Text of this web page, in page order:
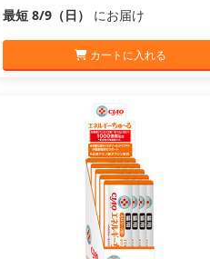
最短 8/9（日） にお届け
カートに入れる